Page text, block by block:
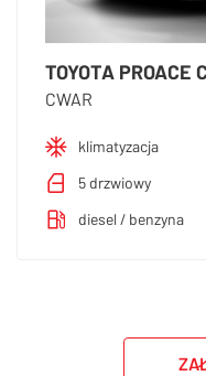
TOYOTA PROACE
CWAR
klimatyzacja
5 drzwiowy
diesel / benzyna